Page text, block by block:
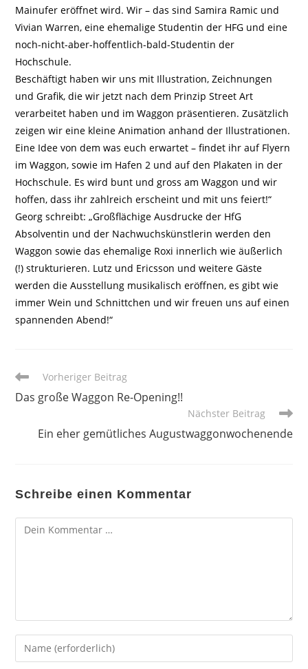
Mainufer eröffnet wird. Wir – das sind Samira Ramic und
Vivian Warren, eine ehemalige Studentin der HFG und eine
noch-nicht-aber-hoffentlich-bald-Studentin der
Hochschule.
Beschäftigt haben wir uns mit Illustration, Zeichnungen
und Grafik, die wir jetzt nach dem Prinzip Street Art
verarbeitet haben und im Waggon präsentieren. Zusätzlich
zeigen wir eine kleine Animation anhand der Illustrationen.
Eine Idee von dem was euch erwartet – findet ihr auf Flyern
im Waggon, sowie im Hafen 2 und auf den Plakaten in der
Hochschule. Es wird bunt und gross am Waggon und wir
hoffen, dass ihr zahlreich erscheint und mit uns feiert!“
Georg schreibt: „Großflächige Ausdrucke der HfG
Absolventin und der Nachwuchskünstlerin werden den
Waggon sowie das ehemalige Roxi innerlich wie äußerlich
(!) strukturieren. Lutz und Ericsson und weitere Gäste
werden die Ausstellung musikalisch eröffnen, es gibt wie
immer Wein und Schnittchen und wir freuen uns auf einen
spannenden Abend!“
Weitere
ansehen
Vorheriger Beitrag
Das große Waggon Re-Opening!!
Nächster Beitrag
Ein eher gemütliches Augustwaggonwochenende
Schreibe einen Kommentar
Kommentar
Gib
deinen